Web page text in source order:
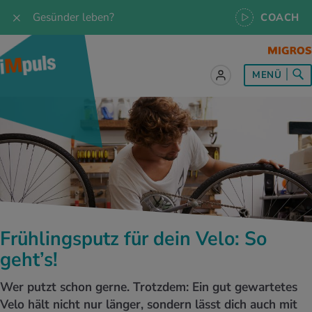
Gesünder leben? COACH
zum Thema Ernährung
Essen
zum Thema Bewegung
& Jogging
& Outdoor
& Biken
zum Thema Entspannung
im Alltag
Life Balance
zum Thema Medizin
im Alltag
zum Thema Services
Test & Quizze
iMpuls
MENÜ
Frühlingsputz für dein Velo: So
geht’s!
Wer putzt schon gerne. Trotzdem: Ein gut gewartetes
Velo hält nicht nur länger, sondern lässt dich auch mit